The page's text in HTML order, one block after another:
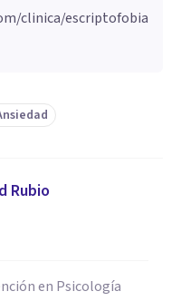
clinica/escriptofobia
Rubio
en Psicología